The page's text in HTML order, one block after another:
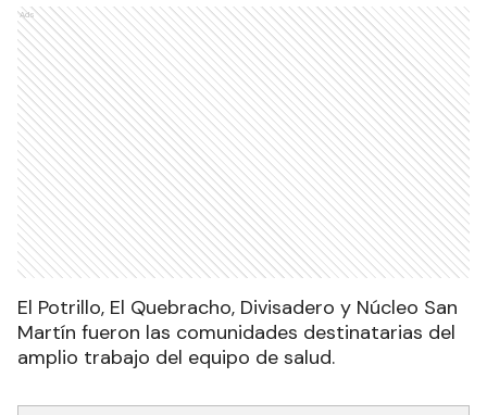
Ads
El Potrillo, El Quebracho, Divisadero y Núcleo San
Martín fueron las comunidades destinatarias del
amplio trabajo del equipo de salud.